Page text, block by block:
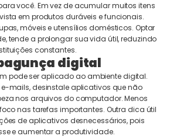
você. Em vez de acumular muitos itens
em produtos duráveis e funcionais.
móveis e utensílios domésticos. Optar
tende a prolongar sua vida útil, reduzindo
constantes.
digital
pode ser aplicado ao ambiente digital.
mails, desinstale aplicativos que não
nos arquivos do computador. Menos
nas tarefas importantes. Outra dica útil
de aplicativos desnecessários, pois
e aumentar a produtividade.